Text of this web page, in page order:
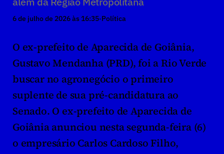
6 de julho de 2026 às 16:35·Política
O ex-prefeito de Aparecida de Goiânia,
Gustavo Mendanha (PRD), foi a Rio Verde
buscar no agronegócio o primeiro
suplente de sua pré-candidatura ao
Senado. O ex-prefeito de Aparecida de
Goiânia anunciou nesta segunda-feira (6)
o empresário Carlos Cardoso Filho,